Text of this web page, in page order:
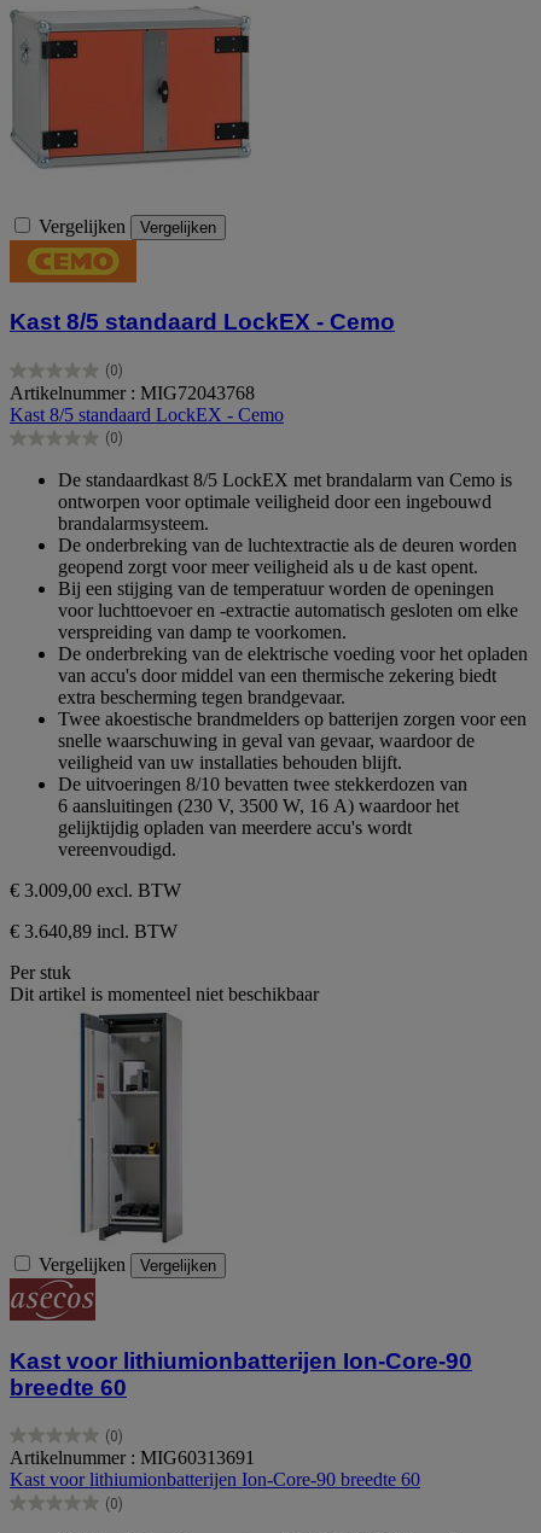
Vergelijken Vergelijken
Kast 8/5 standaard LockEX - Cemo
(0)
0.0
van
de
5
Artikelnummer : MIG72043768
Kast 8/5 standaard LockEX - Cemo
(0)
0.0
sterren.
De standaardkast 8/5 LockEX met brandalarm van Cemo is
ontworpen voor optimale veiligheid door een ingebouwd
brandalarmsysteem.
De onderbreking van de luchtextractie als de deuren worden
geopend zorgt voor meer veiligheid als u de kast opent.
Bij een stijging van de temperatuur worden de openingen
voor luchttoevoer en -extractie automatisch gesloten om elke
verspreiding van damp te voorkomen.
De onderbreking van de elektrische voeding voor het opladen
van accu's door middel van een thermische zekering biedt
extra bescherming tegen brandgevaar.
Twee akoestische brandmelders op batterijen zorgen voor een
snelle waarschuwing in geval van gevaar, waardoor de
veiligheid van uw installaties behouden blijft.
De uitvoeringen 8/10 bevatten twee stekkerdozen van
6 aansluitingen (230 V, 3500 W, 16 A) waardoor het
gelijktijdig opladen van meerdere accu's wordt
vereenvoudigd.
€ 3.009,00 excl. BTW
€ 3.640,89 incl. BTW
Per stuk
Dit artikel is momenteel niet beschikbaar
Vergelijken Vergelijken
Kast voor lithiumionbatterijen Ion-Core-90
breedte 60
(0)
0.0
van
de
5
Artikelnummer : MIG60313691
Kast voor lithiumionbatterijen Ion-Core-90 breedte 60
(0)
0.0